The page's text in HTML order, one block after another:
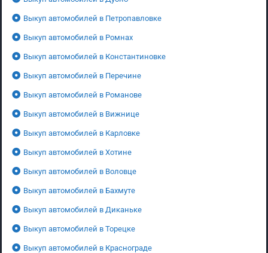
Выкуп автомобилей в Петропавловке
Выкуп автомобилей в Ромнах
Выкуп автомобилей в Константиновке
Выкуп автомобилей в Перечине
Выкуп автомобилей в Романове
Выкуп автомобилей в Вижнице
Выкуп автомобилей в Карловке
Выкуп автомобилей в Хотине
Выкуп автомобилей в Воловце
Выкуп автомобилей в Бахмуте
Выкуп автомобилей в Диканьке
Выкуп автомобилей в Торецке
Выкуп автомобилей в Краснограде